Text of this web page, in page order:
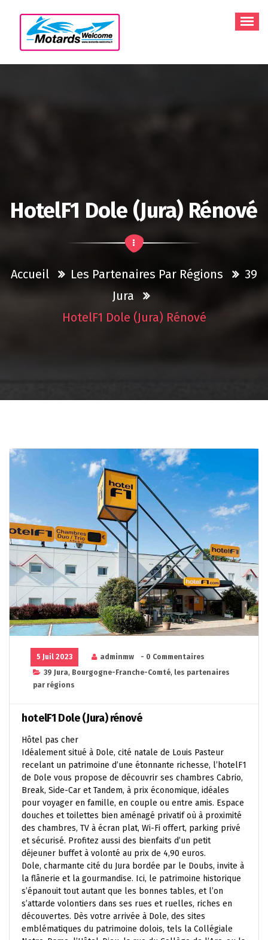
contenu
HotelF1 Dole (Jura) Rénové
Accueil Les Partenaires Par Régions
39
Jura
HotelF1 Dole (Jura) Rénové
5 Juil 2023 adminmw
- 0 Commentaires
39 Jura, Bourgogne-Franche-Comté, les partenaires
par régions
hotelF1 Dole (Jura) rénové
Hôtel pas cher
Idéalement situé à Dole, cité natale de Louis Pasteur
recelant un patrimoine d’une étonnante richesse, l’hotelF1
de Dole vous propose de découvrir ses chambres Cabrio,
Break, Side-Car et Tandem, à prix économique, idéales
pour voyager en famille, en couple ou entre amis. Espace
douches et toilettes bien aménagé privatif où à proximité
des chambres, TV à écran plat, Wi-Fi offert, parking privé
et sécurisé. Profitez aussi des bienfaits d’un petit
déjeuner buffet à volonté au prix de 4,90 euros.
Dole, charmante cité du Jura bordée par le Doubs, invite à
la flânerie et la gourmandise. Ici, le patrimoine historique
s’épanouit tout autant que les bonnes tables, et l’on
s’attarde volontiers dans ses rues et ruelles, riches en
découvertes. Dès votre arrivée à Dole, des sites
emblématiques du patrimoine dolois, tels la Collégiale